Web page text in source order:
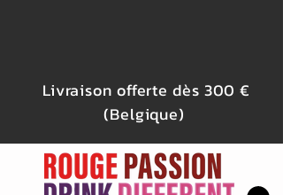
Livraison offerte dès 300 €
(Belgique)